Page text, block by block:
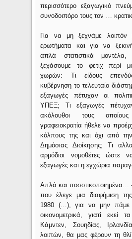
περισσότερο εξαγωγικό
συνοδοιπόρο τους τον …
Για να μη ξεχνάμε λοιπόν
ερωτήματα και για να
απλά στατιστικά
ξεχάσουμε το φετίχ περί
χωρών: Τι είδους
κυβέρνηση το τελευταίο
εξαγωγές πέτυχαν οι
ΥΠΕΞ; Τι εξαγωγές
ακόλουθοι τους
γραφειοκρατία ήθελε να
κόλπους της και όχι από
Δημόσιας Διοίκησης; Τι
αρμόδιοι νομοθέτες ώστε
εξαγωγές και η εγχώρια
Απλά και ποσοτικοποιημένα…
που έλεγε μια διαφήμιση
1980 (…), για να μην πάμε
οικονομετρικά, γιατί εκεί
Κάμντεν, Σουηδίας,
λοιπών, θα μας φέρουν τη